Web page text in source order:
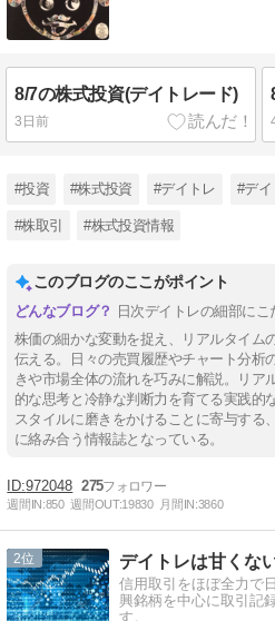
8/7の株式投資(デイトレード)
3日前
#投資 #株式投資 #デイトレ #デ
#株取引 #株式投資情報
このブログのここがポイント
日次デイトレの細部にこ
株価の細かな変動を捉え、リアルタイム
伝える。日々の売買履歴やチャート分析
きや市場全体の流れを巧みに解説。リア
的な思考と冷静な判断力を育てる実践的
スタイルに磨きをかけることに寄与する
に絡み合う情報誌となっている。
972048 275
週間IN:850 週間OUT:19830 月間IN:3860
2 デイトレは甘くな
信用取引をほぼ全力で
興銘柄を中心に取引記
す。